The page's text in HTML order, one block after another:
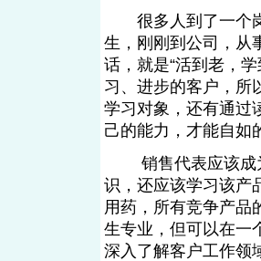
很多人到了一个岗
生，刚刚到公司，从
话，就是“活到老，
习、进步的客户，所
学习对象，还有通过
己的能力，才能自如
销售代表应该成为
识，还应该学习该产
用药，所有竞争产品
生专业，但可以在一
深入了解客户工作领